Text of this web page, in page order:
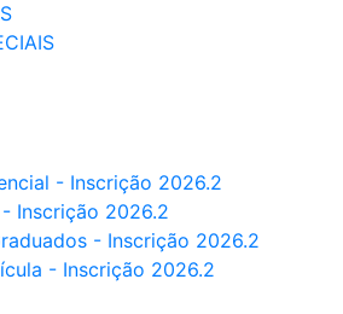
- Inscrição 2026.2
Inscrição 2026.2
- Inscrição 2026.2
- Inscrição 2026.2